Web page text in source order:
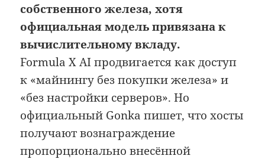
собственного железа, хотя
официальная модель привязана к
вычислительному вкладу.
Formula X AI продвигается как доступ
к «майнингу без покупки железа» и
«без настройки серверов». Но
официальный Gonka пишет, что хосты
получают вознаграждение
пропорционально внесённой